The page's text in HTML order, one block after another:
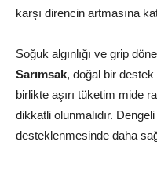
karşı direncin artmasına
Soğuk algınlığı ve grip
Sarımsak, doğal bir
birlikte aşırı tüketim mide
dikkatli olunmalıdır.
desteklenmesinde daha